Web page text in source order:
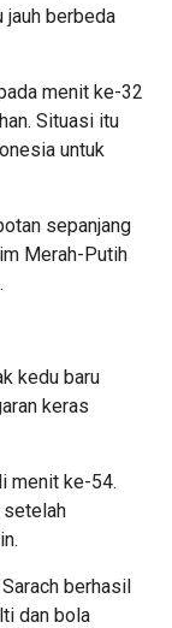
jauh berbeda
menit ke-32
Situasi itu
untuk
sepanjang
Merah-Putih
kedu baru
keras
menit ke-54.
setelah
berhasil
dan bola